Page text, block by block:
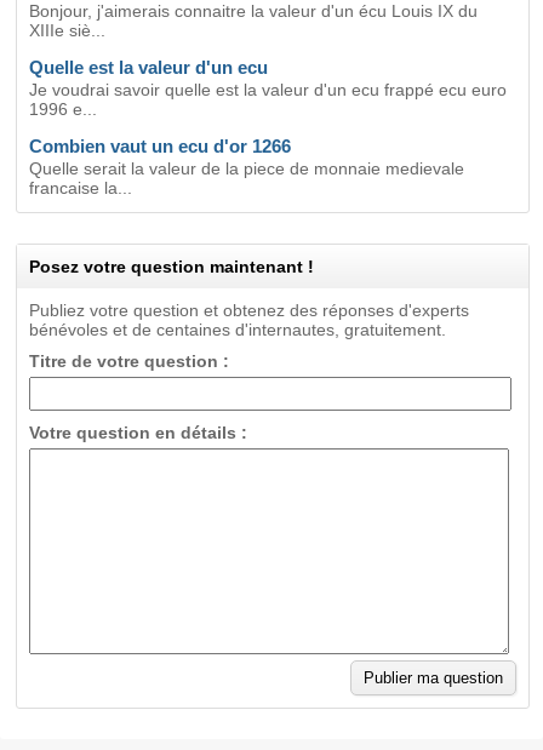
Bonjour, j'aimerais connaitre la valeur d'un écu Louis IX du
XIIIe siè...
Quelle est la valeur d'un ecu
Je voudrai savoir quelle est la valeur d'un ecu frappé ecu euro
1996 e...
Combien vaut un ecu d'or 1266
Quelle serait la valeur de la piece de monnaie medievale
francaise la...
Posez votre question maintenant !
Publiez votre question et obtenez des réponses d'experts
bénévoles et de centaines d'internautes, gratuitement.
Titre de votre question :
Votre question en détails :